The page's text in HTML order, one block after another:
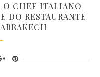
CHEF ITALIANO
DO RESTAURANTE